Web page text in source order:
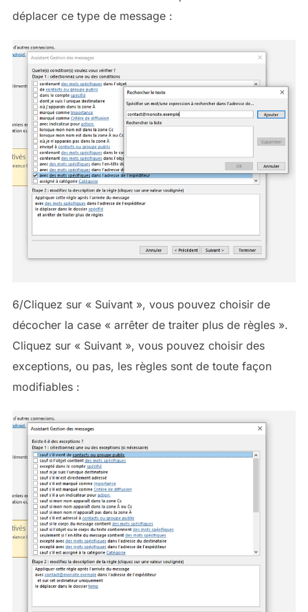
déplacer ce type de message :
6/Cliquez sur « Suivant », vous pouvez choisir de
décocher la case « arrêter de traiter plus de règles ».
Cliquez sur « Suivant », vous pouvez choisir des
exceptions, ou pas, les règles sont de toute façon
modifiables :